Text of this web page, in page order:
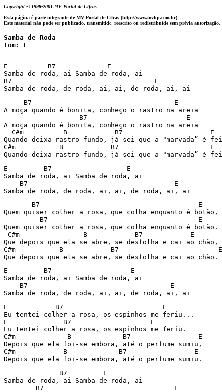
Copyright © 1998-2001 MV Portal de Cifras
Esta página é parte integrante de MV Portal de Cifras (http://www.mvhp.com.br)
Este material não pode ser publicado, transmitido, reescrito ou redistribuído sem prévia autorização.
Samba de Roda
Tom: E
E          B7             E
Samba de roda, ai Samba de roda, ai
B7                                    E
Samba de roda, de roda, ai, ai, de roda, ai, ai
     B7                                    E
A moça quando é bonita, conheço o rastro na areia
                   B7                         E
A moça quando é bonita, conheço o rastro na areia
  C#m          B            B7                      E
Quando deixa rastro fundo, já sei que a "marvada” é
C#m           B            B7                       E
Quando deixa rastro fundo, já sei que a "marvada” é
E         B7                   E
Samba de roda, ai Samba de roda, ai
    B7                                     E
Samba de roda, de roda, ai, ai, de roda, ai, ai
       B7                                        E
Quem quiser colher a rosa, que colha enquanto é botão,
         B7                                      E
Quem quiser colher a rosa, que colha enquanto é botão.
C#m                B            B7            E
Que depois que ela se abre, se desfolha e cai ao chão,
C#m           B            B7                         E
Que depois que ela se abre, se desfolha e cai ao chão.
E         B7                    E
Samba de roda, ai Samba de roda, ai
    B7                                    E
Samba de roda, de roda, ai, ai, de roda, ai, ai
E            B7                         E
Eu tentei colher a rosa, os espinhos me feriu...
E              B7                    E
Eu tentei colher a rosa, os espinhos me feriu.
C#m             B             B7                 E
Depois que ela foi-se embora, até o perfume sumiu,
C#m            B             B7                 E
Depois que ela foi-se embora, até o perfume sumiu.
              B7         E
Samba de roda, ai Samba de roda, ai
        B7                                 E